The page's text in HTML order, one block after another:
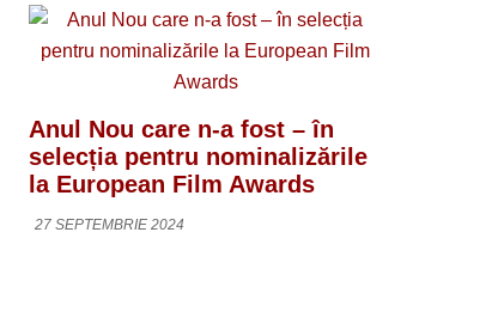
Anul Nou care n-a fost – în
selecția pentru nominalizările
la European Film Awards
27 SEPTEMBRIE 2024